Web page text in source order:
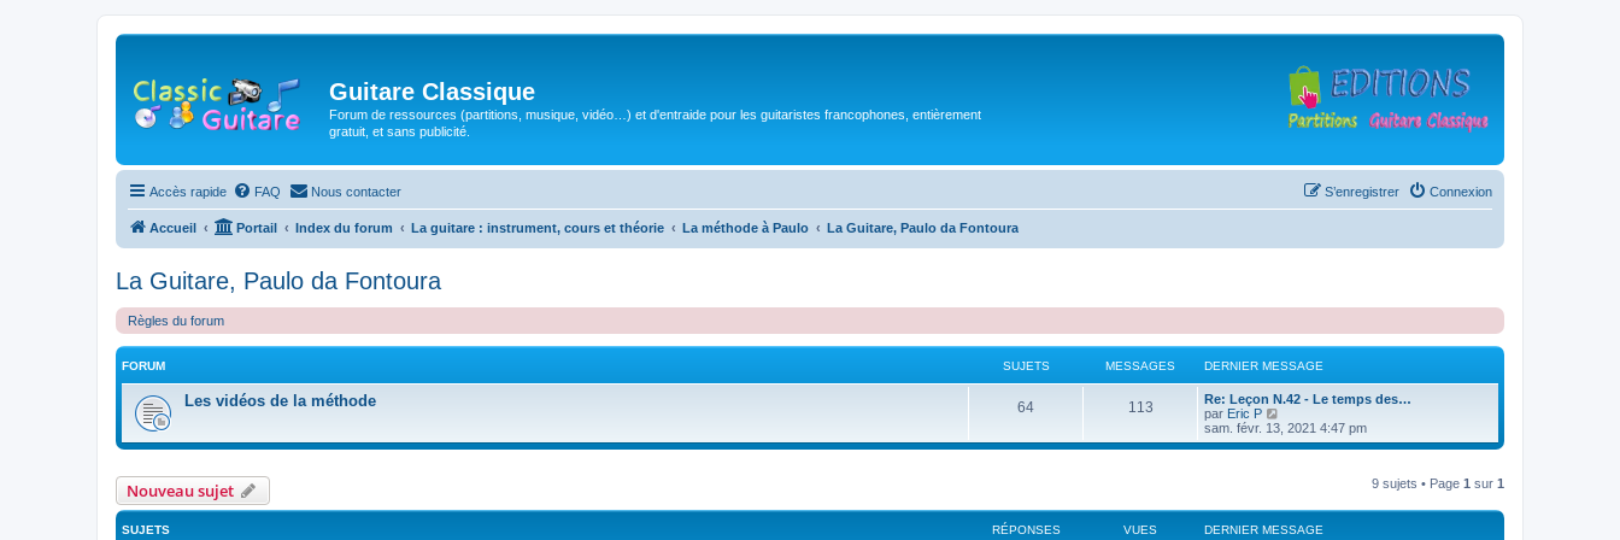
Guitare Classique
Forum de ressources (partitions, musique, vidéo…) et d'entraide pour les guitaristes francophones, entièrement
gratuit, et sans publicité.
Accès rapide FAQ Nous contacter Connexion
S’enregistrer
Accueil Portail Index du forum La guitare : instrument, cours et théorie La méthode à Paulo La Guitare, Paulo da Fontoura
La Guitare, Paulo da Fontoura
Règles du forum
FORUM SUJETS MESSAGES DERNIER MESSAGE
Les vidéos de la méthode 64S
t
113M
a
D
e
r
n
e
s
Re: Leçon N.42 - Le temps des…
par Eric P
o
i
e
r
sam. févr. 13, 2021 4:47 pm
Nouveau sujet 9 sujets • Page 1 sur 1
SUJETS RÉPONSES VUES DERNIER MESSAGE